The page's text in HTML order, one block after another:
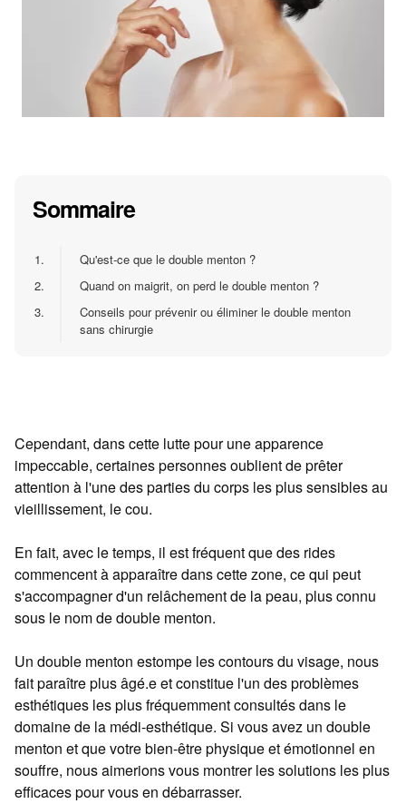
Sommaire
1.
Qu'est-ce que le double menton ?
2.
Quand on maigrit, on perd le double menton ?
3.
Conseils pour prévenir ou éliminer le double menton
sans chirurgie
Cependant, dans cette lutte pour une apparence
impeccable, certaines personnes oublient de prêter
attention à l'une des parties du corps les plus sensibles au
vieillissement, le cou.
En fait, avec le temps, il est fréquent que des rides
commencent à apparaître dans cette zone, ce qui peut
s'accompagner d'un relâchement de la peau, plus connu
sous le nom de double menton.
Un double menton estompe les contours du visage, nous
fait paraître plus âgé.e et constitue l'un des problèmes
esthétiques les plus fréquemment consultés dans le
domaine de la médi-esthétique. Si vous avez un double
menton et que votre bien-être physique et émotionnel en
souffre, nous aimerions vous montrer les solutions les plus
efficaces pour vous en débarrasser.